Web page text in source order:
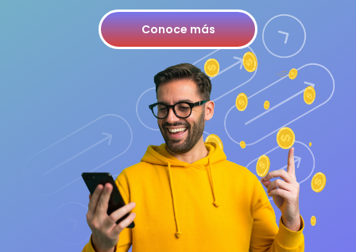
Conoce más